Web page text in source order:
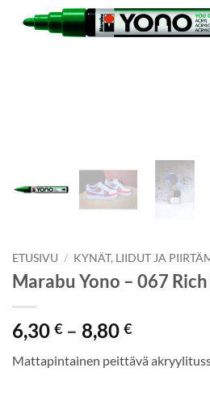
ETUSIVU / KYNÄT, LIIDUT JA
Marabu Yono – 067
6,30 € – 8,80 €
-
Mattapintainen peittävä